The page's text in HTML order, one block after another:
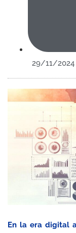
29/11/2024
En la era digital